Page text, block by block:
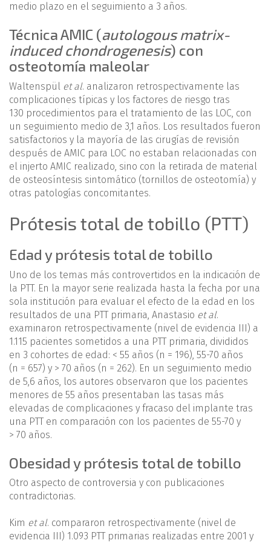
medio plazo en el seguimiento a 3 años.
Técnica AMIC (autologous matrix-
induced chondrogenesis) con
osteotomía maleolar
Waltenspül et al. analizaron retrospectivamente las
complicaciones típicas y los factores de riesgo tras
130 procedimientos para el tratamiento de las LOC, con
un seguimiento medio de 3,1 años. Los resultados fueron
satisfactorios y la mayoría de las cirugías de revisión
después de AMIC para LOC no estaban relacionadas con
el injerto AMIC realizado, sino con la retirada de material
de osteosíntesis sintomático (tornillos de osteotomía) y
otras patologías concomitantes.
Prótesis total de tobillo (PTT)
Edad y prótesis total de tobillo
Uno de los temas más controvertidos en la indicación de
la PTT. En la mayor serie realizada hasta la fecha por una
sola institución para evaluar el efecto de la edad en los
resultados de una PTT primaria, Anastasio et al.
examinaron retrospectivamente (nivel de evidencia III) a
1.115 pacientes sometidos a una PTT primaria, divididos
en 3 cohortes de edad: < 55 años (n = 196), 55-70 años
(n = 657) y > 70 años (n = 262). En un seguimiento medio
de 5,6 años, los autores observaron que los pacientes
menores de 55 años presentaban las tasas más
elevadas de complicaciones y fracaso del implante tras
una PTT en comparación con los pacientes de 55-70 y
> 70 años.
Obesidad y prótesis total de tobillo
Otro aspecto de controversia y con publicaciones
contradictorias.
Kim et al. compararon retrospectivamente (nivel de
evidencia III) 1.093 PTT primarias realizadas entre 2001 y